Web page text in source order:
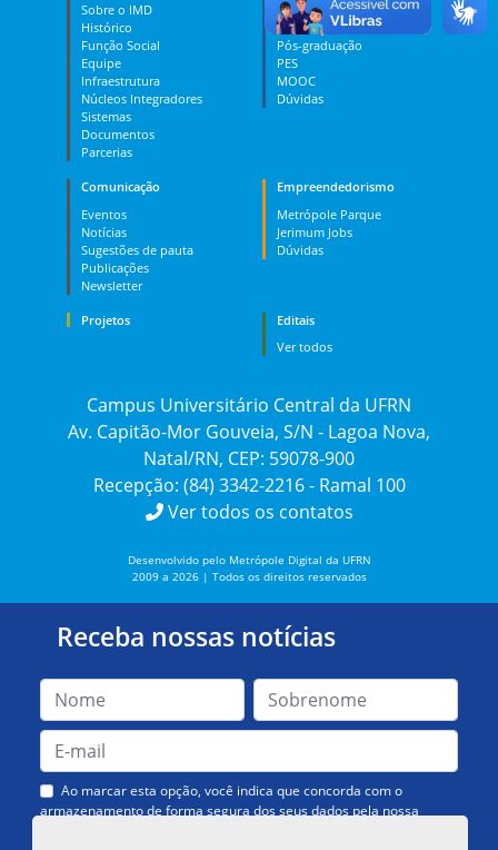
Sobre o IMD
Histórico
Função Social
Equipe
Infraestrutura
Núcleos Integradores
Sistemas
Documentos
Parcerias
Curso Técnico
Graduação
Pós-graduação
PES
MOOC
Dúvidas
Comunicação
Eventos
Notícias
Sugestões de pauta
Publicações
Newsletter
Empreendedorismo
Metrópole Parque
Jerimum Jobs
Dúvidas
Projetos
Editais
Ver todos
Campus Universitário Central da UFRN
Av. Capitão-Mor Gouveia, S/N - Lagoa Nova,
Natal/RN, CEP: 59078-900
Recepção: (84) 3342-2216 - Ramal 100
Ver todos os contatos
Desenvolvido pelo Metrópole Digital da UFRN
2009 a 2026 | Todos os direitos reservados
Receba nossas notícias
Ao marcar esta opção, você indica que concorda com o
armazenamento de forma segura dos seus dados pela nossa